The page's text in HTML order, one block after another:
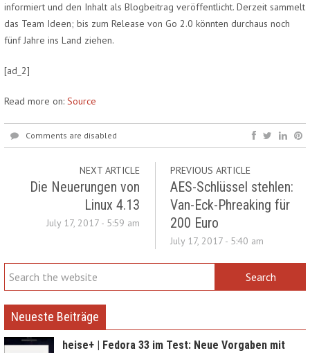
informiert und den Inhalt als Blogbeitrag veröffentlicht. Derzeit sammelt
das Team Ideen; bis zum Release von Go 2.0 könnten durchaus noch
fünf Jahre ins Land ziehen.
[ad_2]
Read more on: Source
Comments are disabled
NEXT ARTICLE
Die Neuerungen von
Linux 4.13
July 17, 2017 - 5:59 am
PREVIOUS ARTICLE
AES-Schlüssel stehlen:
Van-Eck-Phreaking für
200 Euro
July 17, 2017 - 5:40 am
Neueste Beiträge
heise+ | Fedora 33 im Test: Neue Vorgaben mit